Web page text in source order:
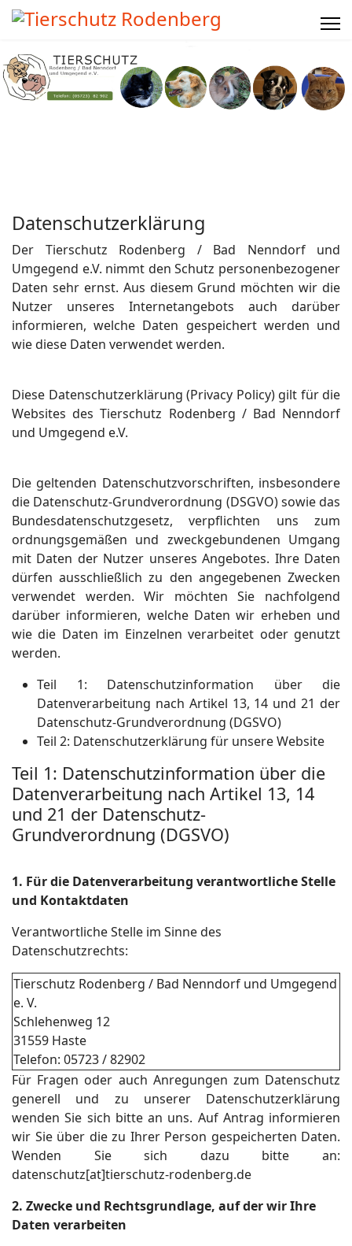
Datenschutzerklärung
Der Tierschutz Rodenberg / Bad Nenndorf und
Umgegend e.V. nimmt den Schutz personenbezogener
Daten sehr ernst. Aus diesem Grund möchten wir die
Nutzer unseres Internetangebots auch darüber
informieren, welche Daten gespeichert werden und
wie diese Daten verwendet werden.
Diese Datenschutzerklärung (Privacy Policy) gilt für die
Websites des Tierschutz Rodenberg / Bad Nenndorf
und Umgegend e.V.
Die geltenden Datenschutzvorschriften, insbesondere
die Datenschutz-Grundverordnung (DSGVO) sowie das
Bundesdatenschutzgesetz, verpflichten uns zum
ordnungsgemäßen und zweckgebundenen Umgang
mit Daten der Nutzer unseres Angebotes. Ihre Daten
dürfen ausschließlich zu den angegebenen Zwecken
verwendet werden. Wir möchten Sie nachfolgend
darüber informieren, welche Daten wir erheben und
wie die Daten im Einzelnen verarbeitet oder genutzt
werden.
Teil
1: Datenschutzinformation über die
Datenverarbeitung nach Artikel 13, 14 und 21 der
Datenschutz-Grundverordnung (DGSVO)
Teil 2: Datenschutzerklärung für unsere Website
Teil 1: Datenschutzinformation über die
Datenverarbeitung nach Artikel 13, 14
und 21 der Datenschutz-
Grundverordnung (DGSVO)
1. Für die Datenverarbeitung verantwortliche Stelle
und Kontaktdaten
Verantwortliche Stelle im Sinne des
Datenschutzrechts:
Tierschutz Rodenberg / Bad Nenndorf und Umgegend
e. V.
Schlehenweg 12
31559 Haste
Telefon: 05723 / 82902
Für Fragen oder auch Anregungen zum Datenschutz
generell und zu unserer Datenschutzerklärung
wenden Sie sich bitte an uns. Auf Antrag informieren
wir Sie über die zu Ihrer Person gespeicherten Daten.
Wenden Sie sich dazu bitte an:
datenschutz[at]tierschutz-rodenberg.de
2. Zwecke und Rechtsgrundlage, auf der wir Ihre
Daten verarbeiten